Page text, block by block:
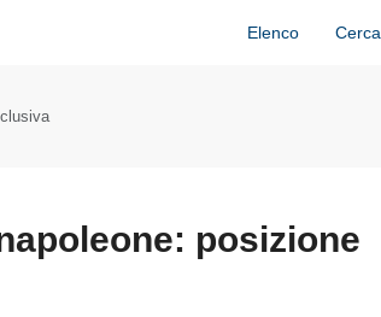
Elenco Cerca
posizione